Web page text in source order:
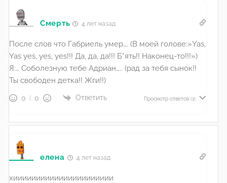
Смерть 4 лет назад
После слов что Габриель умер…. (В моей голове:»Yas,
Yas yes, yes, yes!!! Да, да, да!!! Б*ять!! Наконец-то!!!»)
Я:… Соболезную тебе Адриан….. (рад за тебя сынок!!
Ты свободен детка!! Жги!!)
0 0 Ответить Просмотр ответов (1)
елена 4 лет назад
хииииииииииииииииииииии